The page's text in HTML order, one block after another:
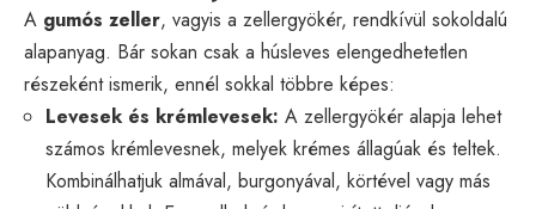
A gumós zeller, vagyis a zellergyökér, rendkívül sokoldalú
alapanyag. Bár sokan csak a húsleves elengedhetetlen
részeként ismerik, ennél sokkal többre képes:
Levesek és krémlevesek: A zellergyökér alapja lehet
számos krémlevesnek, melyek krémes állagúak és teltek.
Kombinálhatjuk almával, burgonyával, körtével vagy más